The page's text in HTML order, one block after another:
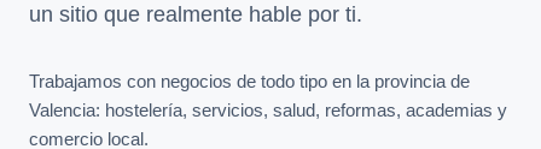
un sitio que realmente hable por ti.
Trabajamos con negocios de todo tipo en la provincia de
Valencia: hostelería, servicios, salud, reformas, academias y
comercio local.